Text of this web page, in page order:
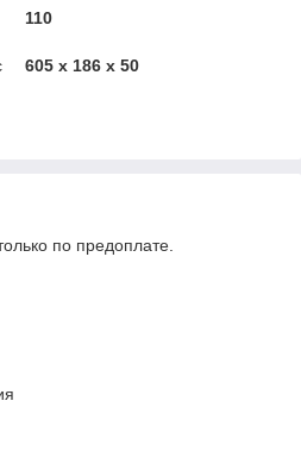
110
605 x 186 x 50
по предоплате.